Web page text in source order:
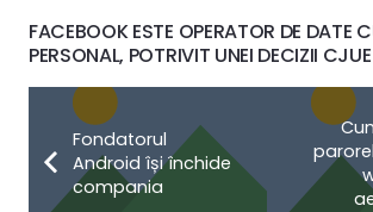
FACEBOOK ESTE OPERATOR DE DATE
PERSONAL, POTRIVIT UNEI DECIZII CJUE
Fondatorul
Android își închide
compania